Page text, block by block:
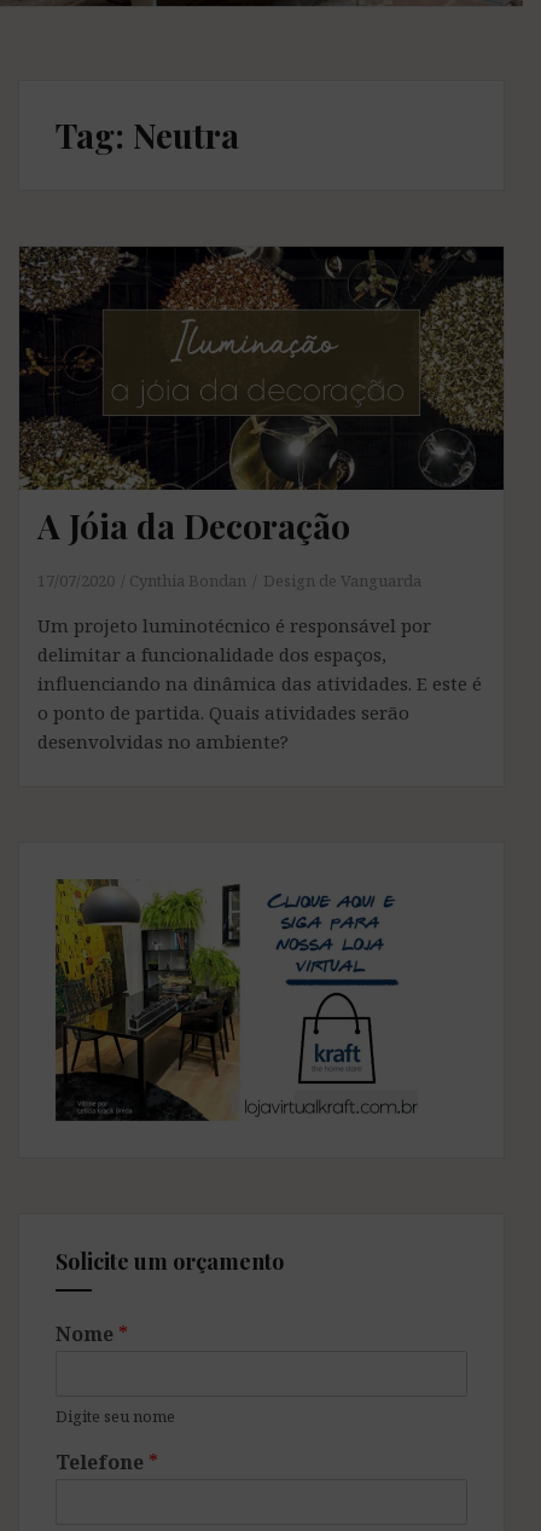
Tag: Neutra
A Jóia da Decoração
17/07/2020 Cynthia Bondan Design de Vanguarda
Um projeto luminotécnico é responsável por
delimitar a funcionalidade dos espaços,
influenciando na dinâmica das atividades. E este é
o ponto de partida. Quais atividades serão
desenvolvidas no ambiente?
Solicite um orçamento
Nome *
Digite seu nome
Telefone *